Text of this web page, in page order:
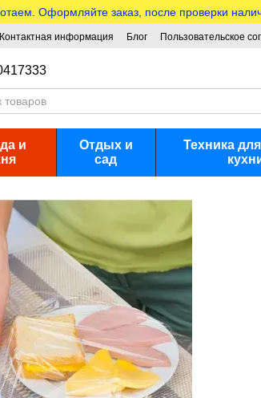
Оформляйте заказ, после проверки
Контактная информация Блог Пользовательское
и
Отдых и
сад
Техника